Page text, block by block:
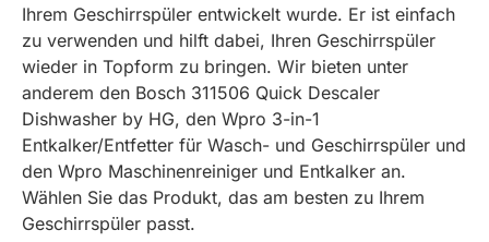
Ihrem Geschirrspüler entwickelt wurde. Er ist einfach
zu verwenden und hilft dabei, Ihren Geschirrspüler
wieder in Topform zu bringen. Wir bieten unter
anderem den Bosch 311506 Quick Descaler
Dishwasher by HG, den Wpro 3-in-1
Entkalker/Entfetter für Wasch- und Geschirrspüler und
den Wpro Maschinenreiniger und Entkalker an.
Wählen Sie das Produkt, das am besten zu Ihrem
Geschirrspüler passt.